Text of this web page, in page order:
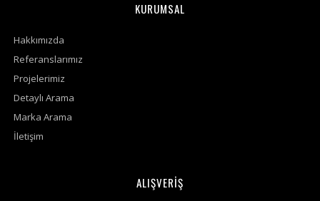
KURUMSAL
Hakkımızda
Referanslarımız
Projelerimiz
Detaylı Arama
Marka Arama
İletişim
ALIŞVERİŞ